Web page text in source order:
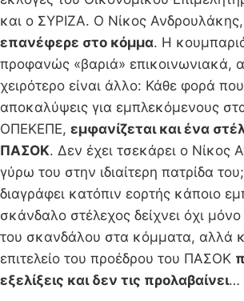
και ο ΣΥΡΙΖΑ. Ο Νίκος
επανέφερε στο κόμμα. Η
προφανώς «βαριά» επικοινωνιακά,
χειρότερο είναι άλλο: Κάθε φορά
αποκαλύψεις για εμπλεκόμενους
ΟΠΕΚΕΠΕ, εμφανίζεται και ένα
ΠΑΣΟΚ. Δεν έχει τσεκάρει ο Νίκος
γύρω του στην ιδιαίτερη πατρίδα
διαγράφει κατόπιν εορτής κάποιο
σκάνδαλο στέλεχος δείχνει όχι
του σκανδάλου στα κόμματα, αλλά
επιτελείο του προέδρου του ΠΑΣΟΚ
εξελίξεις και δεν τις προλαβαίνει…